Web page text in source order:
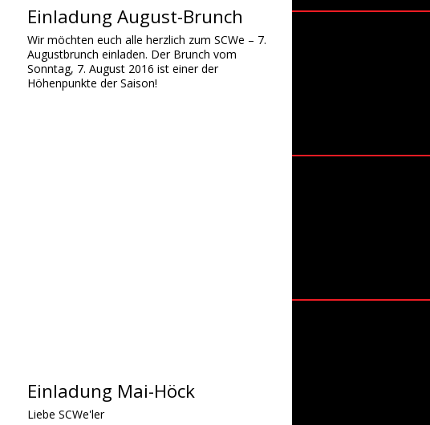
Einladung August-Brunch
Wir möchten euch alle herzlich zum SCWe – 7.
Augustbrunch einladen. Der Brunch vom
Sonntag, 7. August 2016 ist einer der
Höhenpunkte der Saison!
Einladung Mai-Höck
Liebe SCWe'ler